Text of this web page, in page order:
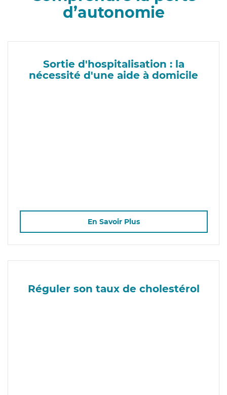
d’autonomie
Sortie d'hospitalisation : la
nécessité d'une aide à domicile
En Savoir Plus
Réguler son taux de cholestérol